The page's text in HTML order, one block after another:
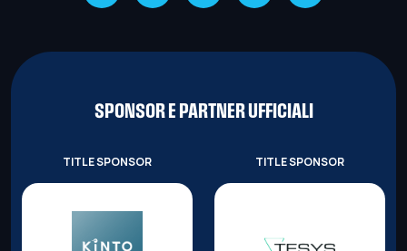
SPONSOR E PARTNER UFFICIALI
TITLE SPONSOR TITLE SPONSOR